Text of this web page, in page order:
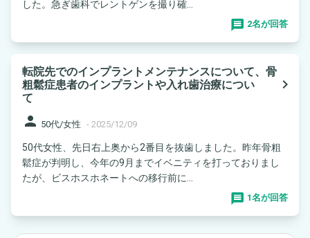
した。急ぎ歯科でレントゲンを撮り確...
2名が回答
転院先でのインプラントメンテナンスについて、骨
粗鬆症患者のインプラントや入れ歯治療につい
て
navigate_next
person 50代/女性 - 2025/12/09
50代女性、先日右上奥から2番目を抜歯しました。昨年骨粗
鬆症が判明し、今年の9月までイベニティを打っておりまし
たが、ビスホスホネートへの移行前に...
1名が回答